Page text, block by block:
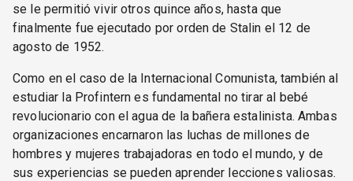
se le permitió vivir otros quince años, hasta que
finalmente fue ejecutado por orden de Stalin el 12 de
agosto de 1952.
Como en el caso de la Internacional Comunista, también al
estudiar la Profintern es fundamental no tirar al bebé
revolucionario con el agua de la bañera estalinista. Ambas
organizaciones encarnaron las luchas de millones de
hombres y mujeres trabajadoras en todo el mundo, y de
sus experiencias se pueden aprender lecciones valiosas.